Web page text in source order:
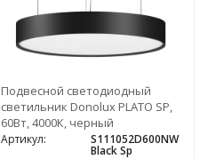
Подвесной светодиодный
светильник Donolux PLATO SP,
60Вт, 4000К, черный
Артикул: S111052D600NW
Black Sp